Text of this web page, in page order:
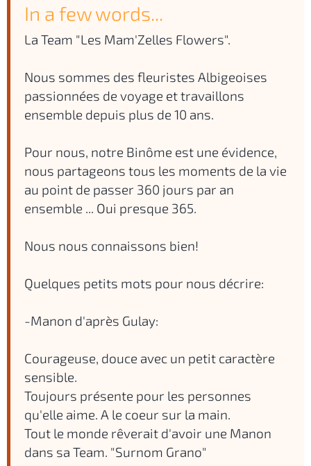
In a few words...
La Team "Les Mam'Zelles Flowers".
Nous sommes des fleuristes Albigeoises
passionnées de voyage et travaillons
ensemble depuis plus de 10 ans.
Pour nous, notre Binôme est une évidence,
nous partageons tous les moments de la vie
au point de passer 360 jours par an
ensemble ... Oui presque 365.
Nous nous connaissons bien!
Quelques petits mots pour nous décrire:
-Manon d'après Gulay:
Courageuse, douce avec un petit caractère
sensible.
Toujours présente pour les personnes
qu'elle aime. A le coeur sur la main.
Tout le monde rêverait d'avoir une Manon
dans sa Team. "Surnom Grano"